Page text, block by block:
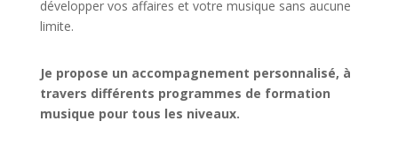
développer vos affaires et votre musique sans aucune
limite.
Je propose un accompagnement personnalisé, à
travers différents programmes de formation
musique pour tous les niveaux.